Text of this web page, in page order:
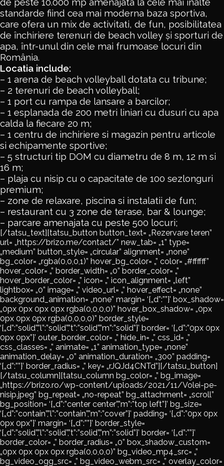
standarde fiind cea mai moderna baza sportiva,
care ofera un mix de activitati, de fun, posibilitatea
de închiriere terenuri de beach volley și sporturi de
apa, într-unul din cele mai frumoase locuri din
România.
Locatia include:
– 1 arena de beach volleyball dotata cu tribune;
– 2 terenuri de beach volleyball;
– 1 port cu rampa de lansare a barcilor;
– 1 esplanada de 200 metri liniari cu dusuri cu apa
calda la fiecare 20 m;
– 1 centru de inchiriere si magazin pentru articole
si echipamente sportive;
– 5 structuri tip DOM cu diametru de 8 m, 12 m si
16 m;
– plaja cu nisip cu o capacitate de 100 sezlonguri
premium;
– zone de relaxare, piscina si instalatii de fun;
– restaurant cu 3 zone de terase, bar & lounge;
– parcare amenajata cu peste 500 locuri;
[/tatsu_text][tatsu_button button_text= „Rezervare teren”
url= „https://brizo.me/contact/” new_tab= „1” type=
„medium” button_style= „circular” alignment= „none”
bg_color= „rgba(0,0,0,1)” hover_bg_color= „” color= „#ffffff”
hover_color= „” border_width= „0” border_color= „”
hover_border_color= „” icon= „” icon_alignment= „left”
lightbox= „0” image= „” video_url= „” hover_effect= „none”
background_animation= „none” margin= ‘{„d”:””}’ box_shadow=
„0px 0px 0px 0px rgba(0,0,0,0)” hover_box_shadow= „0px
0px 0px 0px rgba(0,0,0,0)” border_style=
‘{„d”:”solid”,”l”:”solid”,”t”:”solid”,”m”:”solid”}’ border= ‘{„d”:”0px 0px
0px 0px”}’ outer_border_color= „” hide_in= „” css_id= „”
css_classes= „” animate= „1” animation_type= „none”
animation_delay= „0” animation_duration= „300” padding=
‘{„d”:””}’ border_radius= „” key= „rJQJd4CNTd”][/tatsu_button]
[/tatsu_column][tatsu_column bg_color= „” bg_image=
„https://brizo.ro/wp-content/uploads/2021/11/Volei-pe-
nisip.jpeg” bg_repeat= „no-repeat” bg_attachment= „scroll”
bg_position= ‘{„d”:”center center”,”m”:”top left”}’ bg_size=
‘{„d”:”contain”,”l”:”contain”,”m”:”cover”}’ padding= ‘{„d”:”0px 0px
0px 0px”}’ margin= ‘{„d”:””}’ border_style=
‘{„d”:”solid”,”l”:”solid”,”t”:”solid”,”m”:”solid”}’ border= ‘{„d”:””}’
border_color= „” border_radius= „0” box_shadow_custom=
„0px 0px 0px 0px rgba(0,0,0,0)” bg_video_mp4_src= „”
bg_video_ogg_src= „” bg_video_webm_src= „” overlay_color=